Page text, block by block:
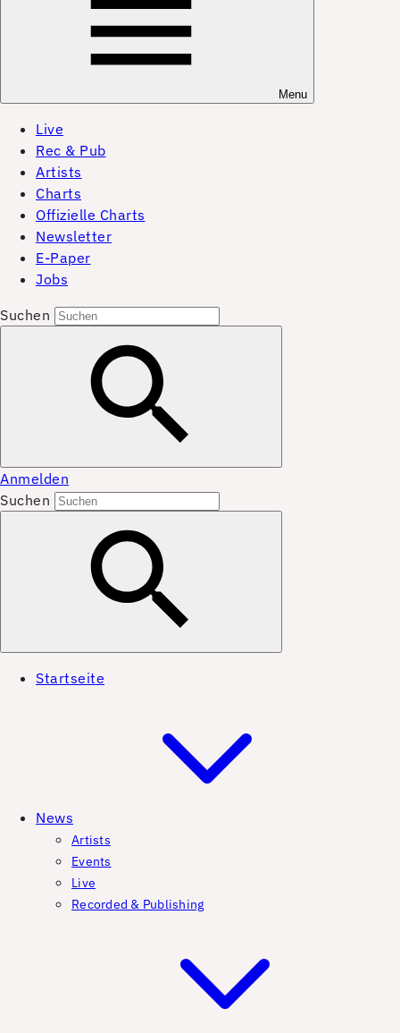
Menu
Live
Rec & Pub
Artists
Charts
Offizielle Charts
Newsletter
E-Paper
Jobs
Suchen
Anmelden
Suchen
Startseite
News
Artists
Events
Live
Recorded & Publishing